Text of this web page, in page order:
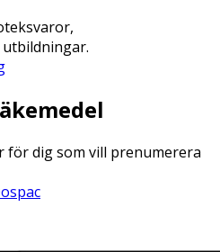
för dig som vill prenumerera